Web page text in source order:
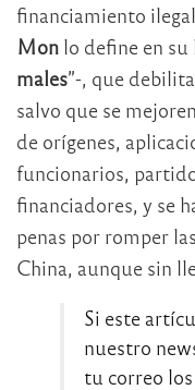
financiamiento
Mon lo define en su
males”-, que
salvo que se
de orígenes,
funcionarios,
financiadores, y se
penas por romper
China, aunque sin
Si este
nuestro
tu correo